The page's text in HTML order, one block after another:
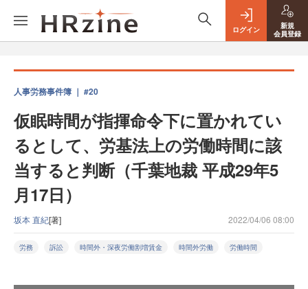
ログイン
新規
会員登録
人事労務事件簿 ｜ #20
仮眠時間が指揮命令下に置かれてい
るとして、労基法上の労働時間に該
当すると判断（千葉地裁 平成29年5
月17日）
坂本 直紀[著] 2022/04/06 08:00
労務 訴訟 時間外・深夜労働割増賃金 時間外労働 労働時間